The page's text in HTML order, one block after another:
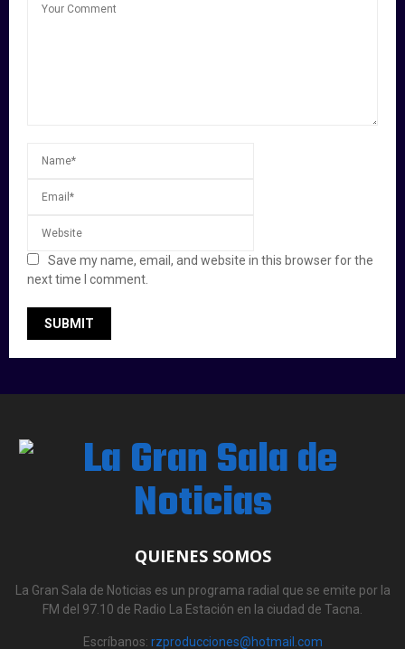
Save my name, email, and website in this browser for the
next time I comment.
QUIENES SOMOS
La Gran Sala de Noticias es un programa radial que se emite por la
FM del 97.10 de Radio La Estación en la ciudad de Tacna.
Escríbanos: rzproducciones@hotmail.com